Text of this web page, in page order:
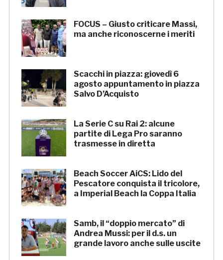
FOCUS – Giusto criticare Massi,
ma anche riconoscerne i meriti
Scacchi in piazza: giovedì 6
agosto appuntamento in piazza
Salvo D’Acquisto
La Serie C su Rai 2: alcune
partite di Lega Pro saranno
trasmesse in diretta
Beach Soccer AiCS: Lido del
Pescatore conquista il tricolore,
a Imperial Beach la Coppa Italia
Samb, il “doppio mercato” di
Andrea Mussi: per il d.s. un
grande lavoro anche sulle uscite